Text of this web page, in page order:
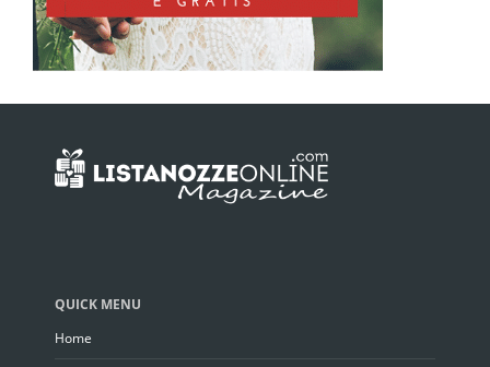
QUICK MENU
Home